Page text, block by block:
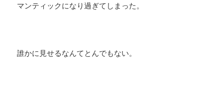
マンティックになり過ぎてしまった。
誰かに見せるなんてとんでもない。